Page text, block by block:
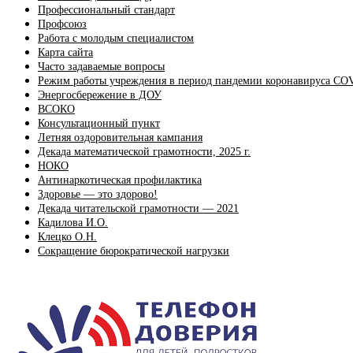
Профессиональный стандарт
Профсоюз
Работа с молодым специалистом
Карта сайта
Часто задаваемые вопросы
Режим работы учреждения в период пандемии коронавируса
Энергосбережение в ДОУ
ВСОКО
Консультационный пункт
Летняя оздоровительная кампания
Декада математической грамотности, 2025 г.
НОКО
Антинаркотическая профилактика
Здоровье — это здорово!
Декада читательской грамотности — 2021
Кадилова И.О.
Клецко О.Н.
Сокращение бюрократической нагрузки